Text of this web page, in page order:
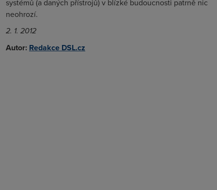
systémů (a daných přístrojů) v blízké budoucnosti patrně nic
neohrozí.
2. 1. 2012
Autor: Redakce DSL.cz